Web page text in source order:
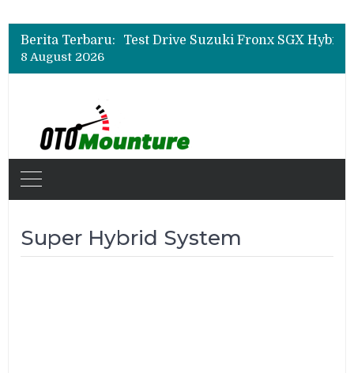
Berita Terbaru:
Beli Mobil Jangan Cuma Lihat Cicilan, TAF dan OJK Tekankan Pentingnya Literasi Keuangan
Beli Mobil Jangan Cuma Lihat Cicilan, TAF dan OJK Tekankan Pentingnya Literasi Keuangan
8 August 2026
Super Hybrid System